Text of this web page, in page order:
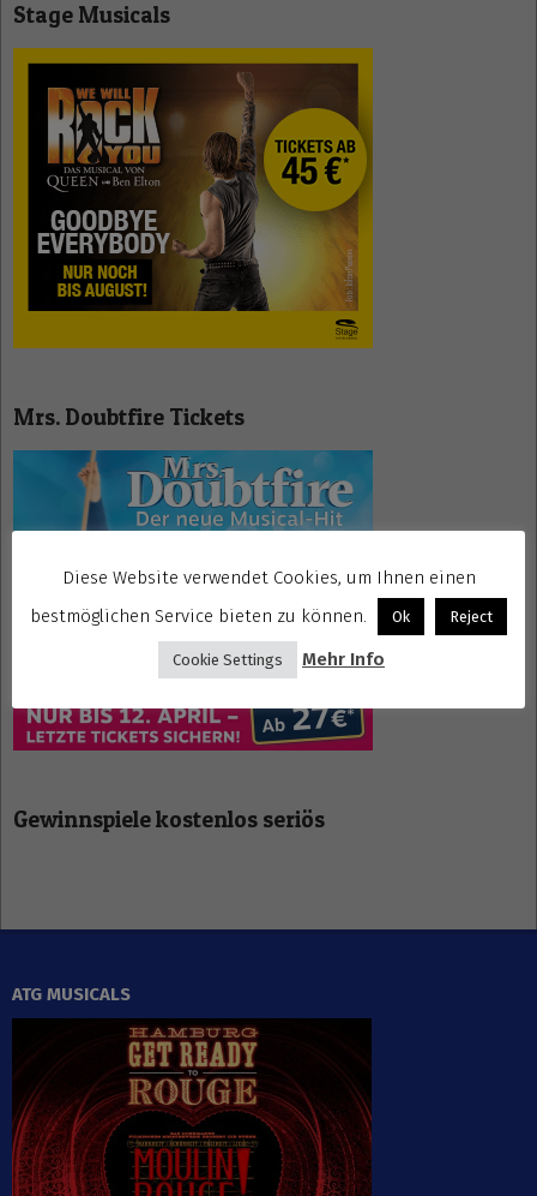
12
Stage Musicals
Mrs. Doubtfire Tickets
Gewinnspiele kostenlos seriös
ATG MUSICALS
Diese Website verwendet Cookies, um Ihnen einen
bestmöglichen Service bieten zu können.
Ok Reject
Cookie Settings Mehr Info